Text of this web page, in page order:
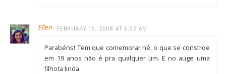
Ellen FEBRUARY 15, 2008 AT 5:52 AM
Parabéns! Tem que comemorar né, o que se constroe
em 19 anos não é pra qualquer um. E no auge uma
filhota linda.